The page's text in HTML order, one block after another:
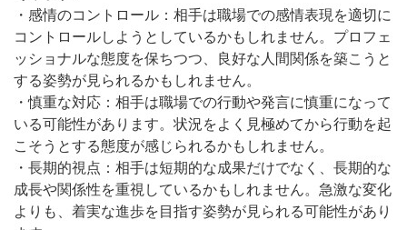
・感情のコントロール：相手は職場での感情表現を適切に
コントロールしようとしているかもしれません。プロフェ
ッショナルな態度を保ちつつ、良好な人間関係を築こうと
する姿勢が見られるかもしれません。
・慎重な対応：相手は職場での行動や発言に慎重になって
いる可能性があります。状況をよく見極めてから行動を起
こそうとする態度が感じられるかもしれません。
・長期的視点：相手は短期的な成果だけでなく、長期的な
成長や関係性を重視しているかもしれません。急激な変化
よりも、着実な進歩を目指す姿勢が見られる可能性があり